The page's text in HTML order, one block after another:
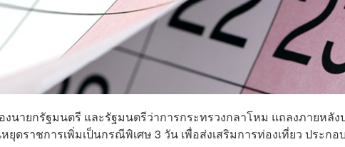
นายกรัฐมนตรี และรัฐมนตรีว่าการกระทรวงกลาโหม แถลงภายหลัง
ดราชการเพิ่มเป็นกรณีพิเศษ 3 วัน เพื่อส่งเสริมการท่องเที่ยว ประกอ